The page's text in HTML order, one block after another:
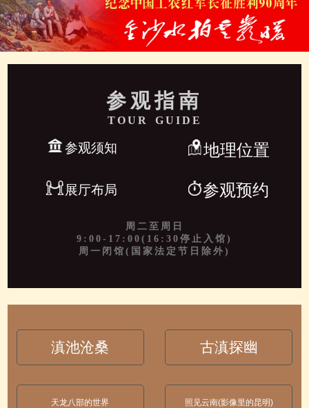
参观指南
TOUR GUIDE
参观须知 地理位置
展厅布局 参观预约
周二至周日
9:00-17:00(16:30停止入馆)
周一闭馆(国家法定节日除外)
滇池沧桑 古滇探幽
天龙八部的世界 照见云南(影像里的昆明)